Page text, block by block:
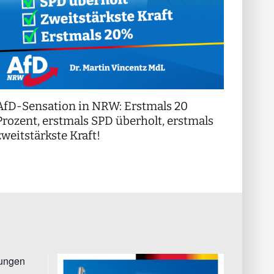
Sensation in NRW: Erstmals 20
erstmals SPD überholt, erstmals
Kraft!